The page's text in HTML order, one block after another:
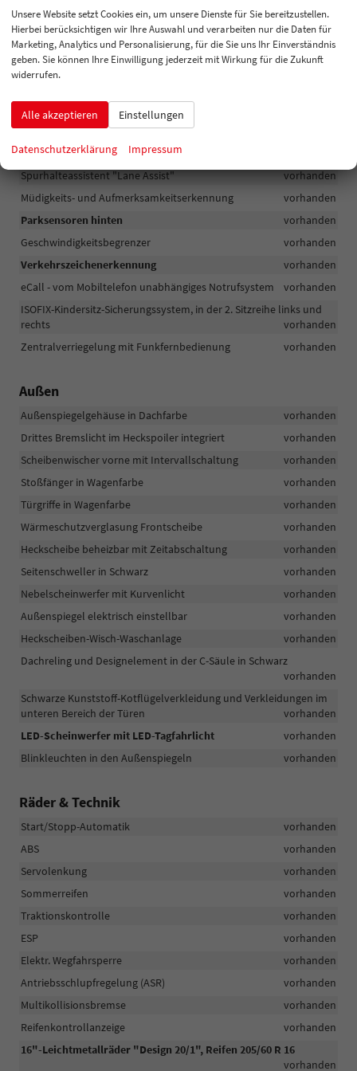
Seitenairbag für Fahrer und Beifahrer
vorhanden
Dreipunkt-Automatikgurt vorne, mit Gurtstraffer, ohne
Höheneinstellung
vorhanden
Warnton für nicht angelegten Sicherheitsgurt, vorne und hinten
Berganfahrassistent (HHC)
Notbremsfunktion und Fußgängererkennung
Spurhalteassistent "Lane Assist"
vorhanden
Müdigkeits- und Aufmerksamkeitserkennung
vorhanden
Parksensoren hinten
vorhanden
Geschwindigkeitsbegrenzer
vorhanden
Verkehrszeichenerkennung
vorhanden
eCall - vom Mobiltelefon unabhängiges Notrufsystem
vorhanden
ISOFIX-Kindersitz-Sicherungssystem, in der 2. Sitzreihe links und
rechts
vorhanden
Zentralverriegelung mit Funkfernbedienung
vorhanden
Außen
Außenspiegelgehäuse in Dachfarbe
vorhanden
Drittes Bremslicht im Heckspoiler integriert
vorhanden
Scheibenwischer vorne mit Intervallschaltung
vorhanden
Stoßfänger in Wagenfarbe
vorhanden
Türgriffe in Wagenfarbe
vorhanden
Wärmeschutzverglasung Frontscheibe
vorhanden
Heckscheibe beheizbar mit Zeitabschaltung
vorhanden
Seitenschweller in Schwarz
vorhanden
Nebelscheinwerfer mit Kurvenlicht
vorhanden
Außenspiegel elektrisch einstellbar
vorhanden
Heckscheiben-Wisch-Waschanlage
vorhanden
Dachreling und Designelement in der C-Säule in Schwarz
vorhanden
Schwarze Kunststoff-Kotflügelverkleidung und Verkleidungen im
unteren Bereich der Türen
vorhanden
LED-Scheinwerfer mit LED-Tagfahrlicht
vorhanden
Blinkleuchten in den Außenspiegeln
vorhanden
Räder & Technik
Start/Stopp-Automatik
vorhanden
ABS
vorhanden
Servolenkung
vorhanden
Sommerreifen
vorhanden
Traktionskontrolle
vorhanden
ESP
vorhanden
Elektr. Wegfahrsperre
vorhanden
Antriebsschlupfregelung (ASR)
vorhanden
Multikollisionsbremse
vorhanden
Reifenkontrollanzeige
vorhanden
16"-Leichtmetallräder "Design 20/1", Reifen 205/60 R 16
vorhanden
Unsere Website setzt Cookies ein, um unsere Dienste für Sie bereitzustellen.
Hierbei berücksichtigen wir Ihre Auswahl und verarbeiten nur die Daten für
Marketing, Analytics und Personalisierung, für die Sie uns Ihr Einverständnis
geben. Sie können Ihre Einwilligung jederzeit mit Wirkung für die Zukunft
widerrufen.
Alle akzeptieren Einstellungen
Datenschutzerklärung Impressum